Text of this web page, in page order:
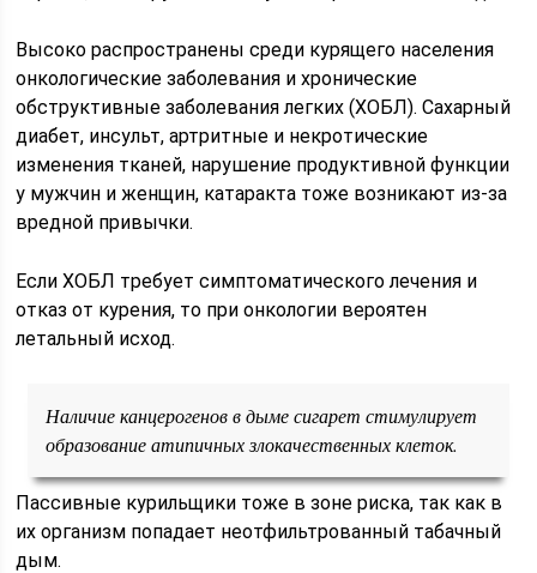
Высоко распространены среди курящего населения
онкологические заболевания и хронические
обструктивные заболевания легких (ХОБЛ). Сахарный
диабет, инсульт, артритные и некротические
изменения тканей, нарушение продуктивной функции
у мужчин и женщин, катаракта тоже возникают из-за
вредной привычки.
Если ХОБЛ требует симптоматического лечения и
отказ от курения, то при онкологии вероятен
летальный исход.
Наличие канцерогенов в дыме сигарет стимулирует
образование атипичных злокачественных клеток.
Пассивные курильщики тоже в зоне риска, так как в
их организм попадает неотфильтрованный табачный
дым.